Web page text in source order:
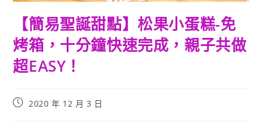
【簡易聖誕甜點】松果小蛋糕-免
烤箱，十分鐘快速完成，親子共做
超EASY！
Post2020 年 12 月 3 日